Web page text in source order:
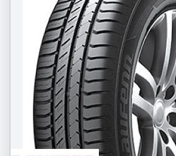
Kumho
Landspider
Lassa
Laufenn
Linglong
Marshal